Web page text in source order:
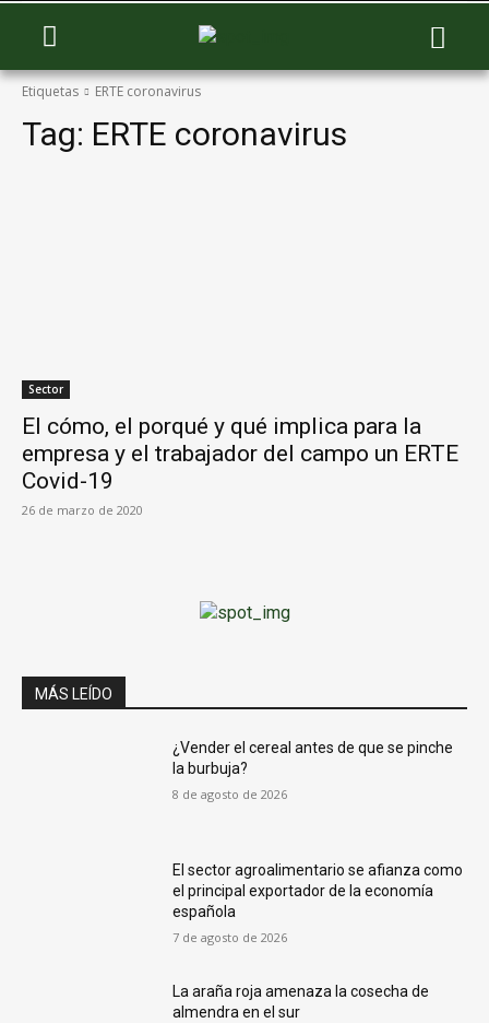
Etiquetas ERTE coronavirus
Tag: ERTE coronavirus
Sector
El cómo, el porqué y qué implica para la
empresa y el trabajador del campo un ERTE
Covid-19
26 de marzo de 2020
MÁS LEÍDO
¿Vender el cereal antes de que se pinche
la burbuja?
8 de agosto de 2026
El sector agroalimentario se afianza como
el principal exportador de la economía
española
7 de agosto de 2026
La araña roja amenaza la cosecha de
almendra en el sur